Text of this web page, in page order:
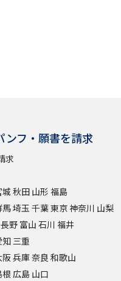
ンフ・願書を請求
求
城 秋田 山形 福島
馬埼玉 千葉東京神奈川 山梨
長野 富山 石川 福井
知 三重
阪兵庫奈良 和歌山
根 広島 山口